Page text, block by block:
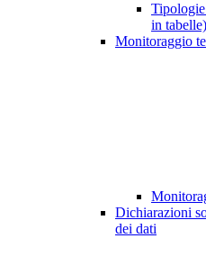
in tabelle)
Monitoraggio
Dichiarazioni
dei dati